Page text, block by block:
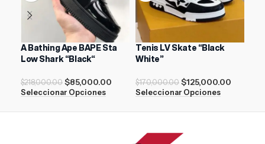
A Bathing Ape BAPE Sta
Low Shark “Black“
$218,000.00 $85,000.00
Seleccionar Opciones
Tenis LV Skate “Black
White”
$170,000.00 $125,000.00
Seleccionar Opciones